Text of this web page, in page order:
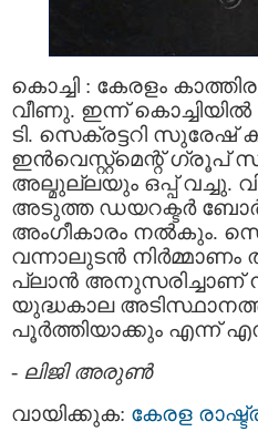
കൊച്ചി : കേരളം
വീണു. ഇന്ന്
ടി. സെക്രട്ടറി സുരേഷ്
ഇന്‍വെസ്റ്റ്‌മെന്റ്‌ ഗ്രൂപ്‌
അല്മുല്ലയും ഒപ്പ് വച്ചു.
അടുത്ത ഡയറക്ടര്‍
അംഗീകാരം നല്‍കും.
വന്നാലുടന്‍ നിര്‍മ്മാണം
പ്ലാന്‍ അനുസരിച്ചാണ്
യുദ്ധകാല
പൂര്‍ത്തിയാക്കും എന്ന്
- ലിജി അരുണ്‍
വായിക്കുക: കേരള